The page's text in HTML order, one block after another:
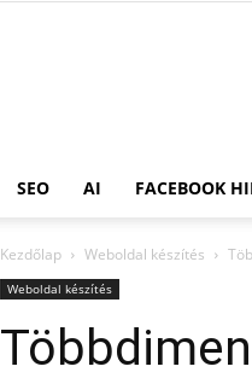
SEO AI FACEBOOK
Kezdőlap Weboldal készítés
Weboldal készítés